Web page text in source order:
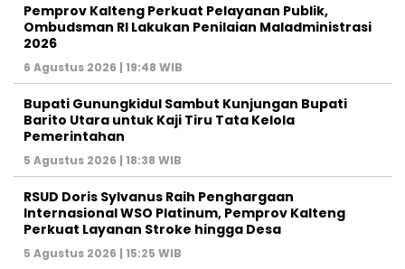
Pemprov Kalteng Perkuat Pelayanan Publik,
Ombudsman RI Lakukan Penilaian Maladministrasi
2026
6 Agustus 2026 | 19:48 WIB
Bupati Gunungkidul Sambut Kunjungan Bupati
Barito Utara untuk Kaji Tiru Tata Kelola
Pemerintahan
5 Agustus 2026 | 18:38 WIB
RSUD Doris Sylvanus Raih Penghargaan
Internasional WSO Platinum, Pemprov Kalteng
Perkuat Layanan Stroke hingga Desa
5 Agustus 2026 | 15:25 WIB